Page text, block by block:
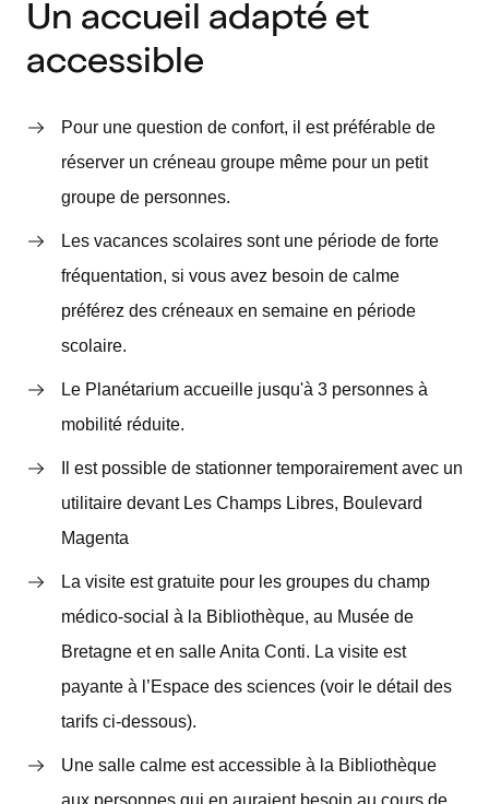
Un accueil adapté et
accessible
Pour une question de confort, il est préférable de
réserver un créneau groupe même pour un petit
groupe de personnes.
Les vacances scolaires sont une période de forte
fréquentation, si vous avez besoin de calme
préférez des créneaux en semaine en période
scolaire.
Le Planétarium accueille jusqu'à 3 personnes à
mobilité réduite.
Il est possible de stationner temporairement avec un
utilitaire devant Les Champs Libres, Boulevard
Magenta
La visite est gratuite pour les groupes du champ
médico-social à la Bibliothèque, au Musée de
Bretagne et en salle Anita Conti. La visite est
payante à l’Espace des sciences (voir le détail des
tarifs ci-dessous).
Une salle calme est accessible à la Bibliothèque